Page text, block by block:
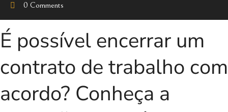
0 Comments
É possível encerrar um
contrato de trabalho com
acordo? Conheça a